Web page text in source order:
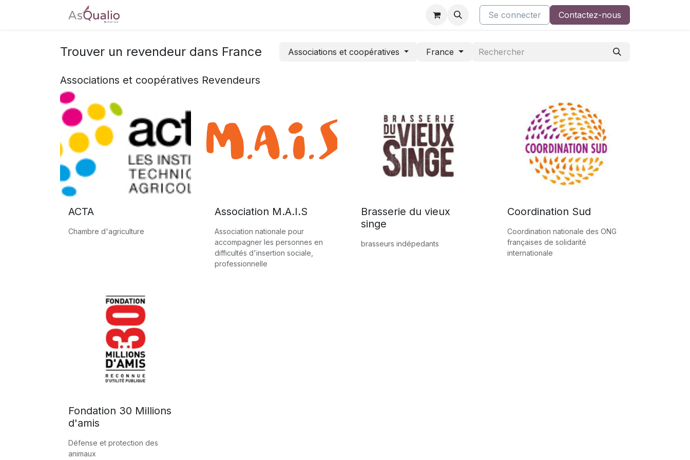
Evènements Nos cours Support AsQualio Restez informé
Se connecter Contactez-nous
Trouver un revendeur dans France Associations et coopératives France
Associations et coopératives Revendeurs
ACTA
Chambre d'agriculture
Association M.A.I.S
Association nationale pour
accompagner les personnes en
difficultés d'insertion sociale,
professionnelle
Brasserie du vieux
singe
brasseurs indépedants
Coordination Sud
Coordination nationale des ONG
françaises de solidarité
internationale
Fondation 30 Millions
d'amis
Défense et protection des
animaux